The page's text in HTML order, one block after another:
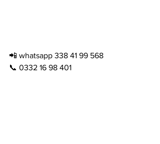
📲 whatsapp 338 41 99 568
📞 0332 16 98 401